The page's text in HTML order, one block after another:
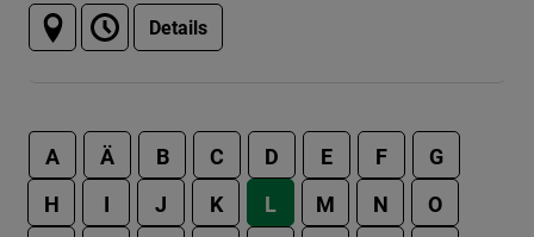
Details
A Ä B C D E F
G
H
I J K L M N
O